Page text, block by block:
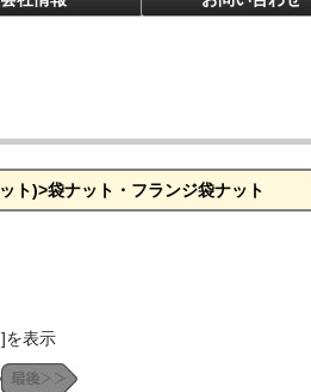
ト)>袋ナット・フランジ袋ナット
を表示